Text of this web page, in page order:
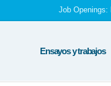
Job Openings:
Ensayos y trabajos